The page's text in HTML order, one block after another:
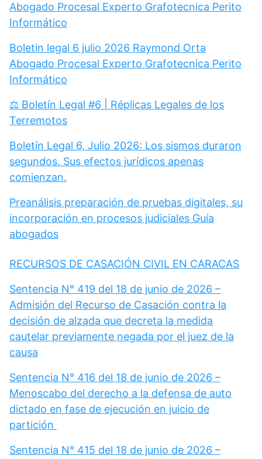
Abogado Procesal Experto Grafotecnica Perito
Informático
Boletin legal 6 julio 2026 Raymond Orta
Abogado Procesal Experto Grafotecnica Perito
Informático
⚖️ Boletín Legal #6 | Réplicas Legales de los
Terremotos
Boletín Legal 6, Julio 2026: Los sismos duraron
segundos. Sus efectos jurídicos apenas
comienzan.
Preanálisis preparación de pruebas digitales, su
incorporación en procesos judiciales Guía
abogados
RECURSOS DE CASACIÓN CIVIL EN CARACAS
Sentencia N° 419 del 18 de junio de 2026 –
Admisión del Recurso de Casación contra la
decisión de alzada que decreta la medida
cautelar previamente negada por el juez de la
causa
Sentencia N° 416 del 18 de junio de 2026 –
Menoscabo del derecho a la defensa de auto
dictado en fase de ejecución en juicio de
partición
Sentencia N° 415 del 18 de junio de 2026 –